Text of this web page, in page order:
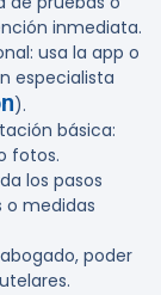
inmediata.
usa la app o
especialista
).
básica:
fotos.
los pasos
o medidas
poder